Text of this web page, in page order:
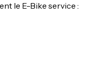
le E-Bike service :